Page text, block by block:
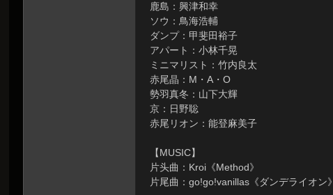
鹿島：興津和幸
ソウ：鳥海浩輔
ダンプ：甲斐田裕子
アパート：小林千晃
ミニマリスト：竹内良太
赤尾晶：M・A・O
勢羽真冬：山下大輝
京：日野聡
赤尾リオン：能登麻美子
【MUSIC】
片头曲：Kroi《Method》
片尾曲：go!go!vanillas《ダンデライオン》